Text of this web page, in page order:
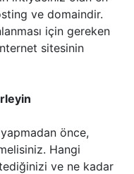
ve domaindir.
için gereken
sitesinin
önce,
Hangi
ve ne kadar